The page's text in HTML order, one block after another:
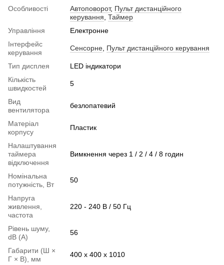
Особливості Автоповорот, Пульт дистанційного
керування, Таймер
Управління
Електронне
Інтерфейс
керування
Сенсорне, Пульт дистанційного керування
Тип дисплея
LED індикатори
Кількість
швидкостей
5
Вид
вентилятора
безлопатевий
Матеріал
корпусу
Пластик
Налаштування
таймера
відключення
Вимкнення через 1 / 2 / 4 / 8 годин
Номінальна
потужність, Вт
50
Напруга
живлення,
частота
220 - 240 В / 50 Гц
Рівень шуму,
dB (А)
56
Габарити (Ш ×
Г × В), мм
400 x 400 x 1010